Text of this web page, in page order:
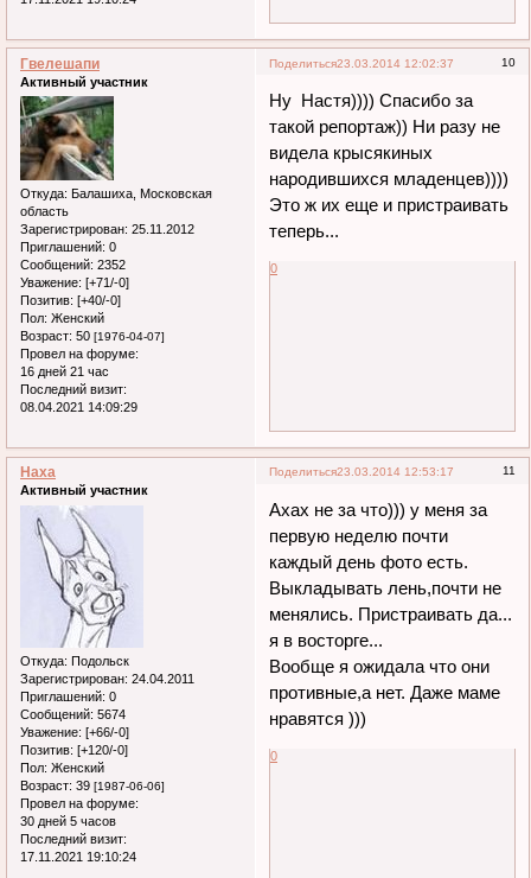
Поделиться 10
23.03.2014 12:02:37
Гвелешапи
Активный участник
Откуда: Балашиха, Московская
область
Зарегистрирован: 25.11.2012
Приглашений: 0
Сообщений: 2352
Уважение: [+71/-0]
Позитив: [+40/-0]
Пол: Женский
Возраст: 50 [1976-04-07]
Провел на форуме:
16 дней 21 час
Последний визит:
08.04.2021 14:09:29
Ну Настя)))) Спасибо за
такой репортаж)) Ни разу не
видела крысякиных
народившихся младенцев))))
Это ж их еще и пристраивать
теперь...
0
Поделиться 11
23.03.2014 12:53:17
Наха
Активный участник
Откуда: Подольск
Зарегистрирован: 24.04.2011
Приглашений: 0
Сообщений: 5674
Уважение: [+66/-0]
Позитив: [+120/-0]
Пол: Женский
Возраст: 39 [1987-06-06]
Провел на форуме:
30 дней 5 часов
Последний визит:
17.11.2021 19:10:24
Ахах не за что))) у меня за
первую неделю почти
каждый день фото есть.
Выкладывать лень,почти не
менялись. Пристраивать да...
я в восторге...
Вообще я ожидала что они
противные,а нет. Даже маме
нравятся )))
0